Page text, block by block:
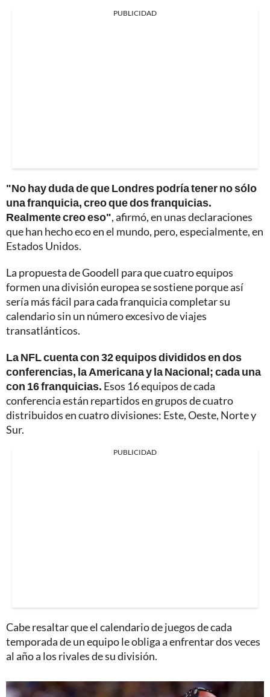
PUBLICIDAD
"No hay duda de que Londres podría tener no sólo
una franquicia, creo que dos franquicias.
Realmente creo eso", afirmó, en unas declaraciones
que han hecho eco en el mundo, pero, especialmente, en
Estados Unidos.
La propuesta de Goodell para que cuatro equipos
formen una división europea se sostiene porque así
sería más fácil para cada franquicia completar su
calendario sin un número excesivo de viajes
transatlánticos.
La NFL cuenta con 32 equipos divididos en dos
conferencias, la Americana y la Nacional; cada una
con 16 franquicias. Esos 16 equipos de cada
conferencia están repartidos en grupos de cuatro
distribuidos en cuatro divisiones: Este, Oeste, Norte y
Sur.
PUBLICIDAD
Cabe resaltar que el calendario de juegos de cada
temporada de un equipo le obliga a enfrentar dos veces
al año a los rivales de su división.